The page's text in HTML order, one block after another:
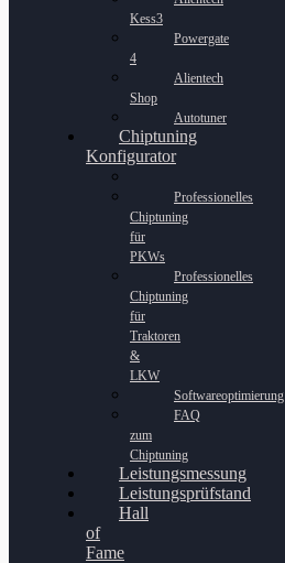
Kess3
Powergate
4
Alientech
Shop
Autotuner
Chiptuning
Konfigurator
Professionelles
Chiptuning
für
PKWs
Professionelles
Chiptuning
für
Traktoren
&
LKW
Softwareoptimierung
FAQ
zum
Chiptuning
Leistungsmessung
Leistungsprüfstand
Hall
of
Fame